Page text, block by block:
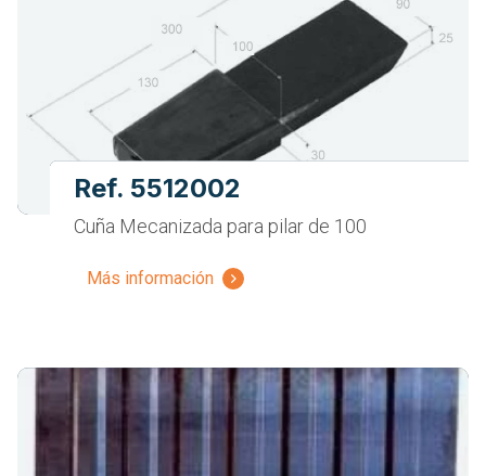
Ref. 5512002
Cuña Mecanizada para pilar de 100
Más información